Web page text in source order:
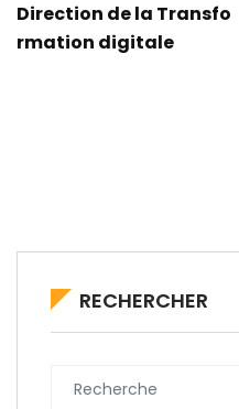
Direction de la Transfo
rmation digitale
RECHERCHER